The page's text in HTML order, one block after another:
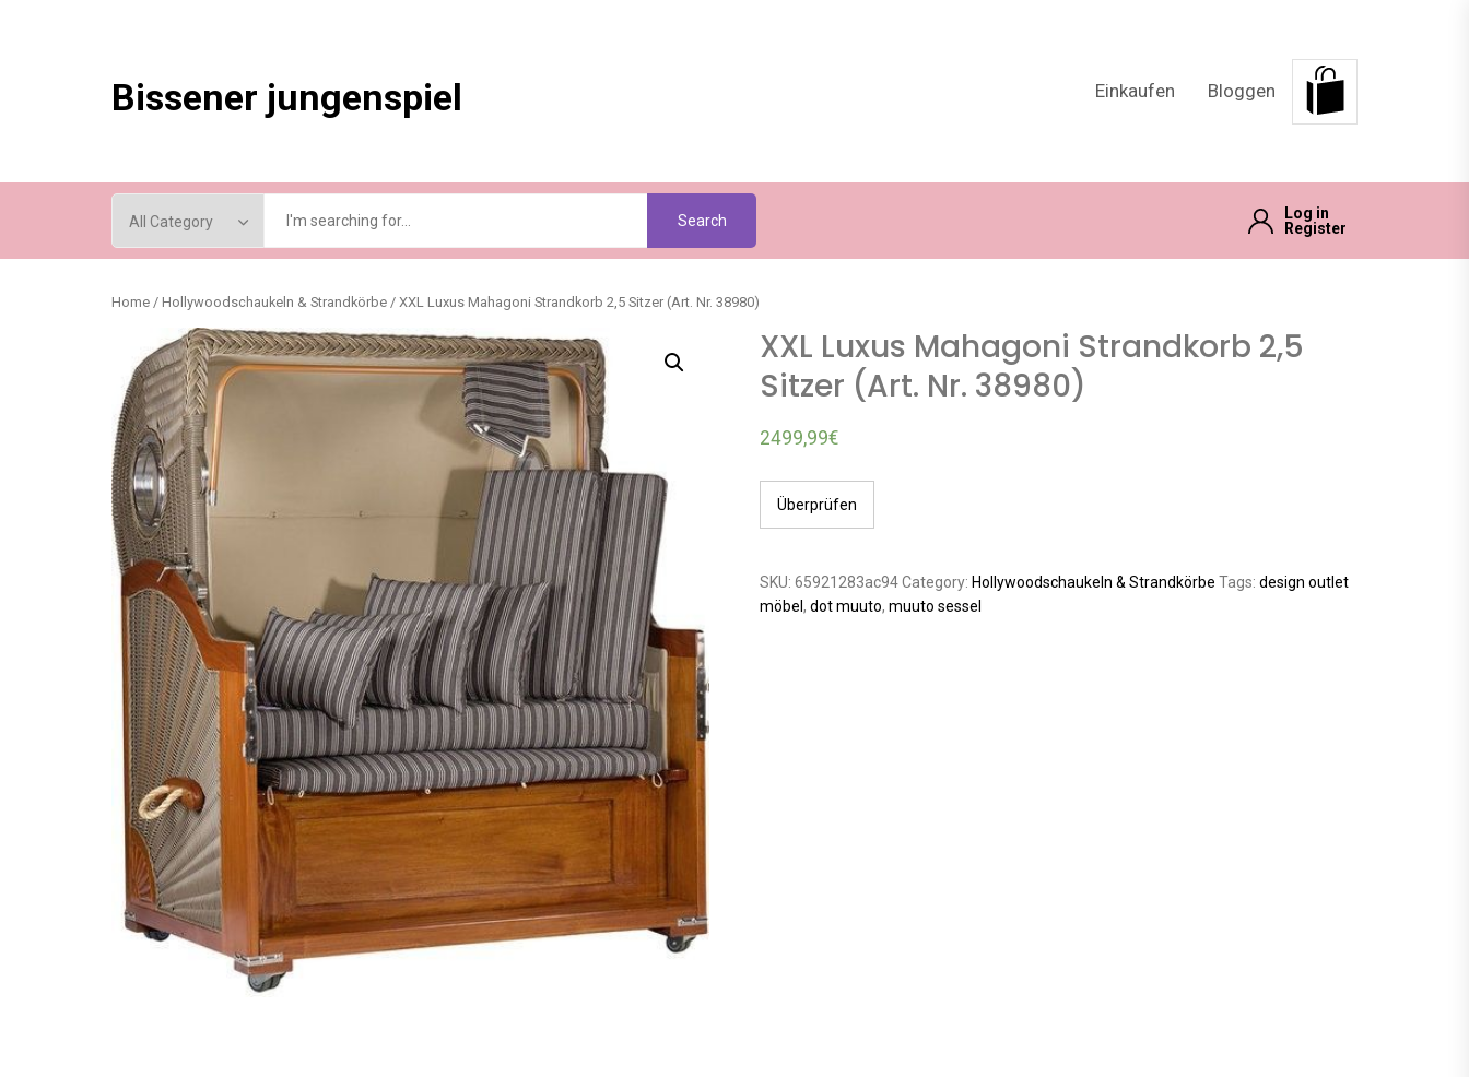
Bissener jungenspiel Einkaufen Bloggen
Search
Log in
Register
Home / Hollywoodschaukeln & Strandkörbe / XXL Luxus Mahagoni Strandkorb 2,5 Sitzer (Art. Nr. 38980)
XXL Luxus Mahagoni Strandkorb 2,5
Sitzer (Art. Nr. 38980)
2499,99€
Überprüfen
SKU: 65921283ac94Category: Hollywoodschaukeln & Strandkörbe Tags: design outlet
möbel , dot muuto, muuto sessel